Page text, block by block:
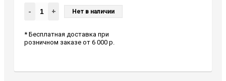
- + Нет в наличии
* Бесплатная доставка при
розничном заказе от 6 000 р.